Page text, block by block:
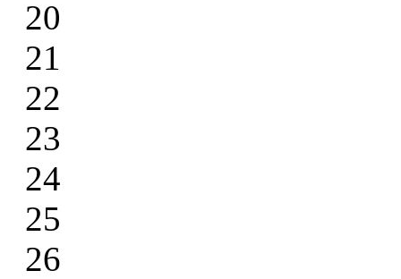
20
21
22
23
24
25
26